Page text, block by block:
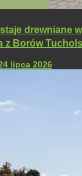
drewniane
z Borów
lipca 2026